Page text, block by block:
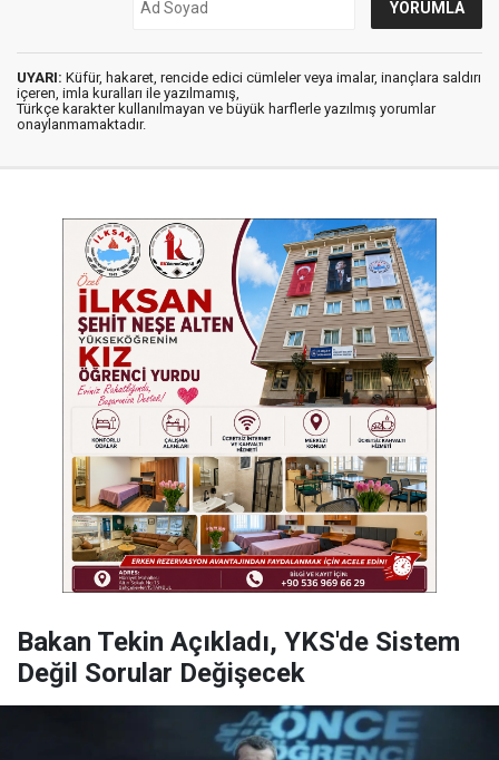
UYARI: Küfür, hakaret, rencide edici cümleler veya imalar, inançlara saldırı
içeren, imla kuralları ile yazılmamış,
Türkçe karakter kullanılmayan ve büyük harflerle yazılmış yorumlar
onaylanmamaktadır.
Bakan Tekin Açıkladı, YKS'de Sistem
Değil Sorular Değişecek